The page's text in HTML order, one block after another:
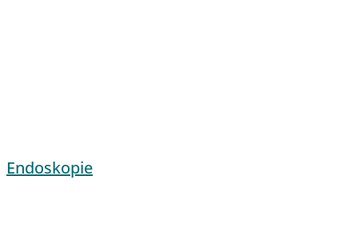
Endoskopie